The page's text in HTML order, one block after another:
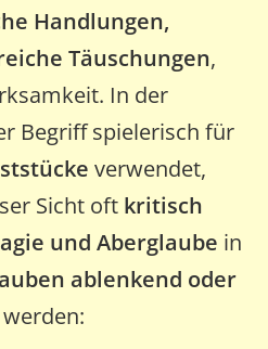
Handlungen,
Täuschungen,
In der
Begriff spielerisch für
verwendet,
Sicht oft kritisch
und Aberglaube in
ablenkend oder